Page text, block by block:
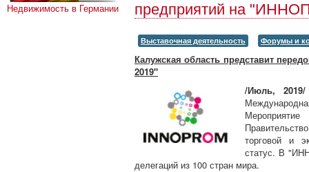
Недвижимость в Германии
предприятий на
Выставочная деятельность Форумы и
Калужская область представит
2019"
/Июль,
торговой и
статус. В
делегаций из 100 стран мира.